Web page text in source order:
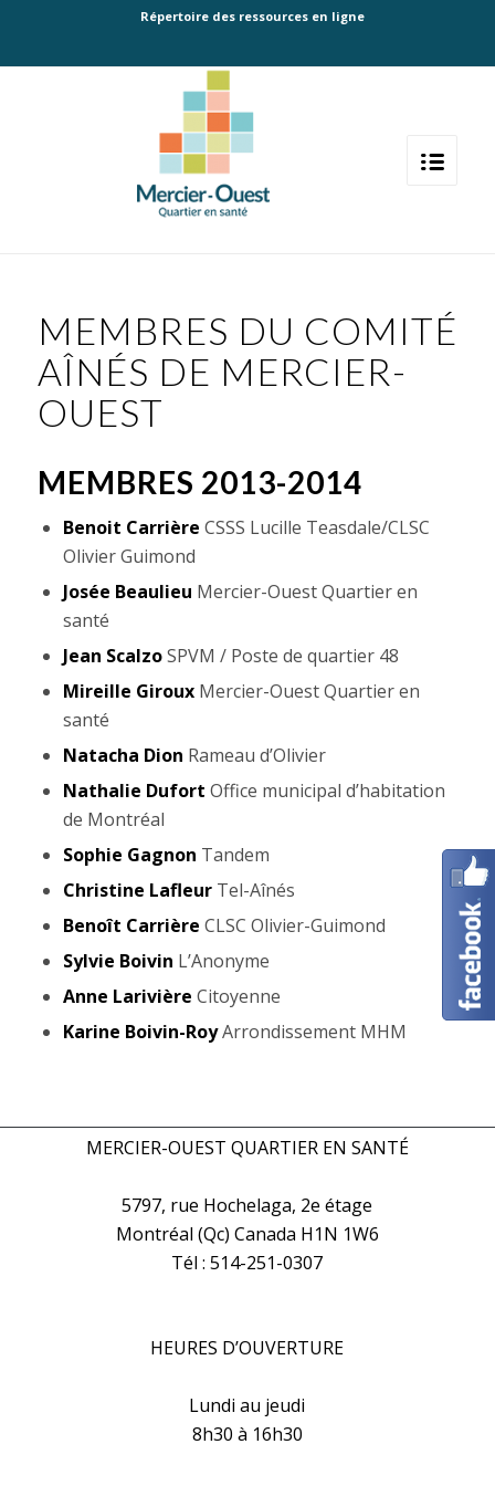
Répertoire des ressources en ligne
MEMBRES DU COMITÉ
AÎNÉS DE MERCIER-
OUEST
MEMBRES 2013-2014
Benoit Carrière CSSS Lucille Teasdale/CLSC
Olivier Guimond
Josée Beaulieu Mercier-Ouest Quartier en
santé
Jean ScalzoSPVM / Poste de quartier 48
Mireille GirouxMercier-Ouest Quartier en
santé
Natacha Dion Rameau d’Olivier
Nathalie Dufort Office municipal d’habitation
de Montréal
Sophie Gagnon Tandem
Christine LafleurTel-Aînés
Benoît Carrière CLSC Olivier-Guimond
Sylvie Boivin L’Anonyme
Anne Larivière Citoyenne
Karine Boivin-RoyArrondissement MHM
MERCIER-OUEST QUARTIER EN SANTÉ
5797, rue Hochelaga, 2e étage
Montréal (Qc) Canada H1N 1W6
Tél : 514-251-0307
HEURES D’OUVERTURE
Lundi au jeudi
8h30 à 16h30